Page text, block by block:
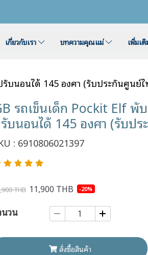
เกี่ยวกับเรา บทความคุณแม่ เพิ่มเ
บนอนได้ 145 องศา (รับประกันศูนย์
รถเข็นเด็ก Pockit Elf
บนอนได้ 145 องศา (รับป
: 6910806021397
THB 11,900 THB -20%
นวน
สั่งซื้อสินค้า